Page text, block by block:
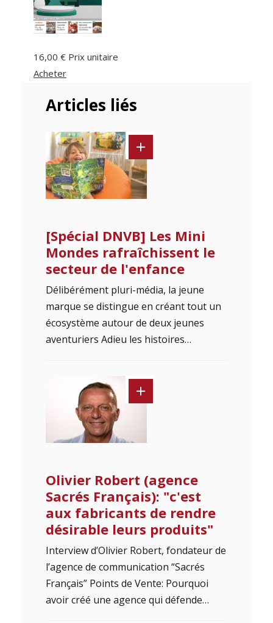
16,00 € Prix unitaire
Acheter
Articles liés
[Spécial DNVB] Les Mini
Mondes rafraîchissent le
secteur de l'enfance
Délibérément pluri-média, la jeune
marque se distingue en créant tout un
écosystème autour de deux jeunes
aventuriers Adieu les histoires…
Olivier Robert (agence
Sacrés Français): "c'est
aux fabricants de rendre
désirable leurs produits"
Interview d’Olivier Robert, fondateur de
l’agence de communication “Sacrés
Français” Points de Vente: Pourquoi
avoir créé une agence qui défende…